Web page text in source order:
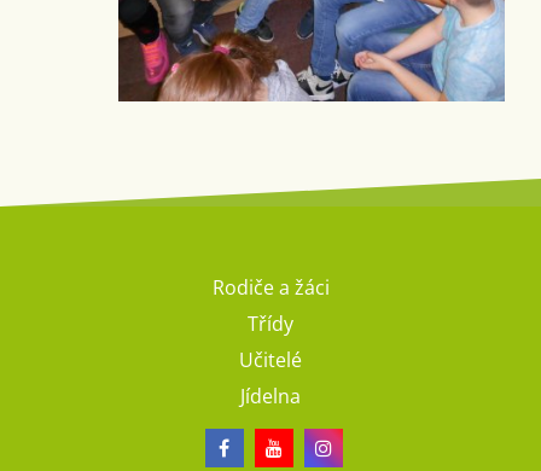
Rodiče a žáci
Třídy
Učitelé
Jídelna